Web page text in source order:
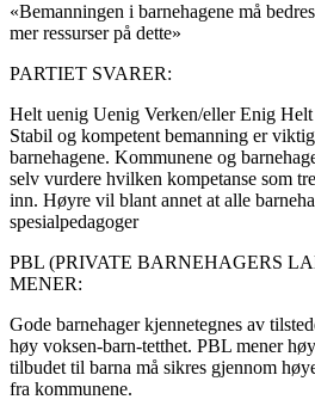
«Bemanningen i barnehagene må
mer ressurser på dette»
PARTIET SVARER:
Helt uenig Uenig Verken/ellerEnig
Stabil og kompetent bemanning er
barnehagene. Kommunene og
selv vurdere hvilken kompetanse som
inn. Høyre vil blant annet at alle
spesialpedagoger
PBL (PRIVATE BARNEHAGERS
MENER:
Gode barnehager kjennetegnes av
høy voksen-barn-tetthet. PBL mener
tilbudet til barna må sikres gjennom
fra kommunene.